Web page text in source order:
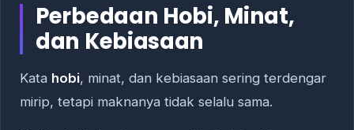
Perbedaan Hobi, Minat,
dan Kebiasaan
Kata hobi, minat, dan kebiasaan sering terdengar
mirip, tetapi maknanya tidak selalu sama.